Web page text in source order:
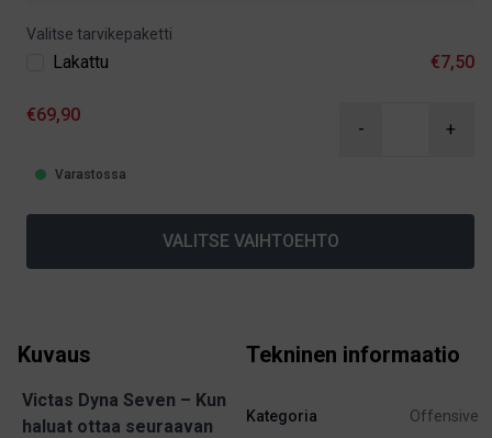
Valitse tarvikepaketti
Lakattu €7,50
€69,90
- +
Varastossa
VALITSE VAIHTOEHTO
Kuvaus
Victas Dyna Seven – Kun
haluat ottaa seuraavan
Tekninen informaatio
Kategoria Offensive